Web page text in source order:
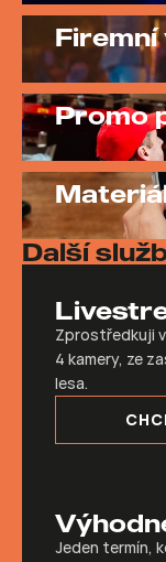
Firemní
Promo
Další
Zprostředkuji
4 kamery, ze
lesa.
Jeden termín,